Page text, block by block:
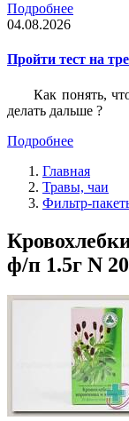
Подробнее
04.08.2026
Пройти тест на
Как понять,
делать дальше ?
Подробнее
Главная
Травы, чаи
Фильтр-
ф/п 1.5г N